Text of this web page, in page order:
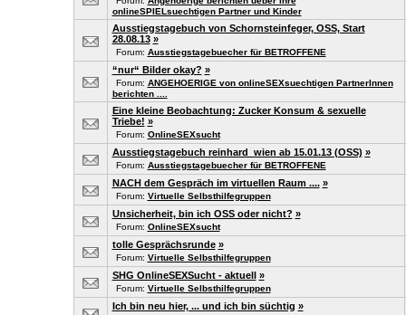
onlineSPIELsuechtigen Partner und Kinder
Ausstiegstagebuch von Schornsteinfeger, OSS, Start
28.08.13 »
Forum: Ausstiegstagebuecher für BETROFFENE
“nur“ Bilder okay? »
Forum: ANGEHOERIGE von onlineSEXsuechtigen PartnerInnen
berichten ....
Eine kleine Beobachtung: Zucker Konsum & sexuelle
Triebe! »
Forum: OnlineSEXsucht
Ausstiegstagebuch reinhard_wien ab 15.01.13 (OSS) »
Forum: Ausstiegstagebuecher für BETROFFENE
NACH dem Gespräch im virtuellen Raum .... »
Forum: Virtuelle Selbsthilfegruppen
Unsicherheit, bin ich OSS oder nicht? »
Forum: OnlineSEXsucht
tolle Gesprächsrunde »
Forum: Virtuelle Selbsthilfegruppen
SHG OnlineSEXSucht - aktuell »
Forum: Virtuelle Selbsthilfegruppen
Ich bin neu hier, ... und ich bin süchtig »